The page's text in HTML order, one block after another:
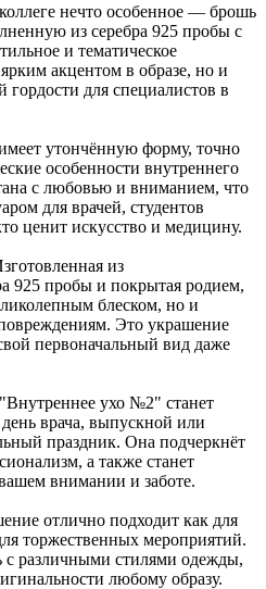
нечто особенное — брошь
из серебра 925 пробы с
и тематическое
акцентом в образе, но и
для специалистов в
утончённую форму, точно
особенности внутреннего
с любовью и вниманием, что
для врачей, студентов
ценит искусство и медицину.
из
925 пробы и покрытая родием,
блеском, но и
Это украшение
первоначальный вид даже
ухо №2" станет
врача, выпускной или
праздник. Она подчеркнёт
а также станет
внимании и заботе.
отлично подходит как для
торжественных мероприятий.
с различными стилями одежды,
любому образу.